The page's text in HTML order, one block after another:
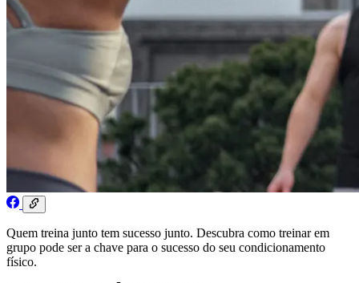
Quem treina junto tem sucesso junto. Descubra como treinar em
grupo pode ser a chave para o sucesso do seu condicionamento
físico.